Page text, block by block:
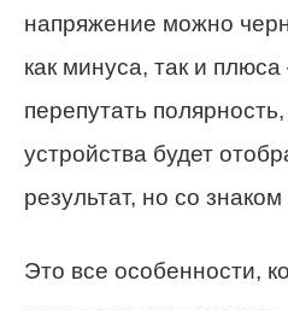
напряжение можно
как минуса, так и
перепутать
устройства будет
результат, но со
Это все особенности,